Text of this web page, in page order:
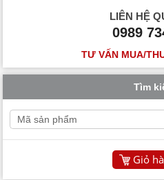
LIÊN HỆ
0989
TƯ VẤN MUA/
Tìm
Giỏ